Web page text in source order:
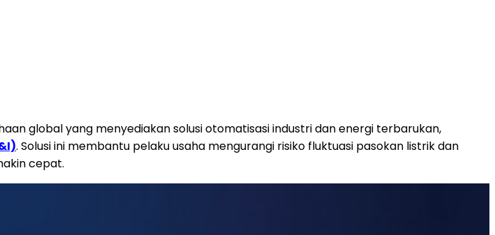
global yang menyediakan solusi otomatisasi industri dan energi terbarukan,
. Solusi ini membantu pelaku usaha mengurangi risiko fluktuasi pasokan listrik dan
cepat.